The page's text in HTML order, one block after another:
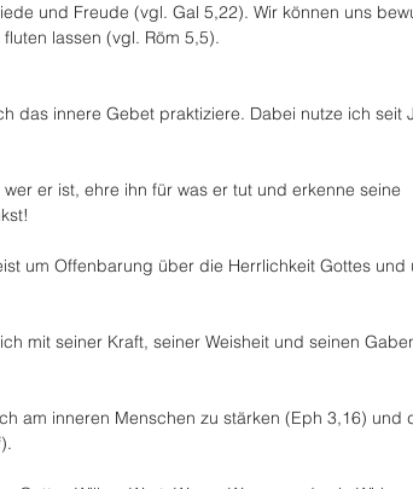
und Freude (vgl. Gal 5,22). Wir können uns
lassen (vgl. Röm 5,5).
das innere Gebet praktiziere. Dabei nutze ich seit
er ist, ehre ihn für was er tut und erkenne seine
um Offenbarung über die Herrlichkeit Gottes und
mit seiner Kraft, seiner Weisheit und seinen
am inneren Menschen zu stärken (Eph 3,16) und